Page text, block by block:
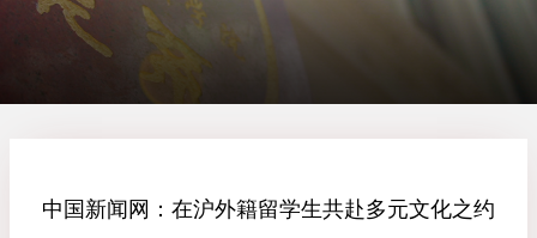
中国新闻网：在沪外籍留学生共赴多元文化之约